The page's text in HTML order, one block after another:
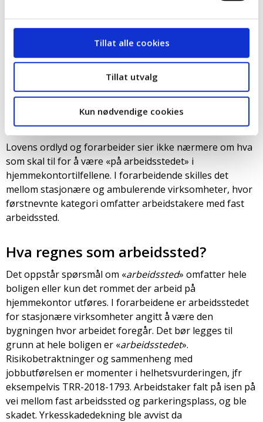
Tillat alle cookies
Tillat utvalg
Kun nødvendige cookies
1894 har det vært et prinsipp om at reise fra hjem til
første arbeidssted faller utenfor yrkesskadedekningen.
hovedregelen motsatt – yrkesskadedekning. Dette er
slått fast i for- og etterarbeider til lov og i flere dommer
fra Høyesterett.
Samtidig må det kunne regnes som sikker rett at det er
yrkesskadedekning fra hjemmekontor i enkelte tilfeller.
Lovens ordlyd og forarbeider sier ikke nærmere om hva
som skal til for å være «på arbeidsstedet» i
hjemmekontortilfellene. I forarbeidende skilles det
mellom stasjonære og ambulerende virksomheter, hvor
førstnevnte kategori omfatter arbeidstakere med fast
arbeidssted.
Hva regnes som arbeidssted?
Det oppstår spørsmål om «arbeidssted» omfatter hele
boligen eller kun det rommet der arbeid på
hjemmekontor utføres. I forarbeidene er arbeidsstedet
for stasjonære virksomheter angitt å være den
bygningen hvor arbeidet foregår. Det bør legges til
grunn at hele boligen er «arbeidsstedet».
Risikobetraktninger og sammenheng med
jobbutførelsen er momenter i helhetsvurderingen, jfr
eksempelvis TRR-2018-1793. Arbeidstaker falt på isen på
vei mellom fast arbeidssted og parkeringsplass, og ble
skadet. Yrkesskadedekning ble avvist da